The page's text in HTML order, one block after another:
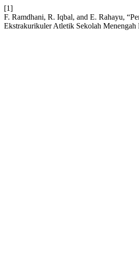
[1]
F. Ramdhani, R. Iqbal, and E. Rahayu,
Ekstrakurikuler Atletik Sekolah Menengah